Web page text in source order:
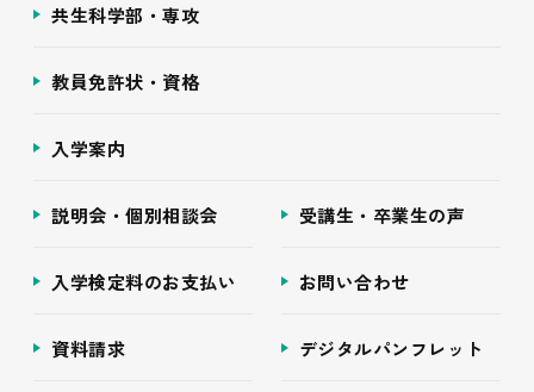
共生科学部・専攻
教員免許状・資格
入学案内
説明会・個別相談会 受講生・卒業生の声
入学検定料のお支払い お問い合わせ
資料請求 デジタルパンフレット